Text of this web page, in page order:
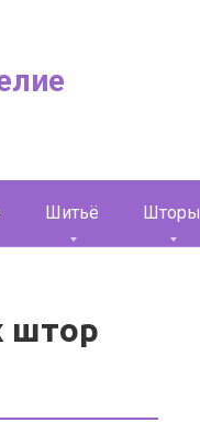
Шитьё Шторы
штор